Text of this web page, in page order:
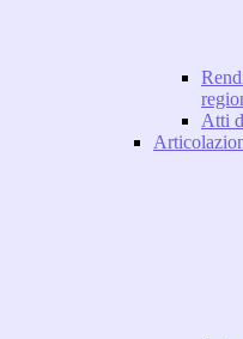
Atti